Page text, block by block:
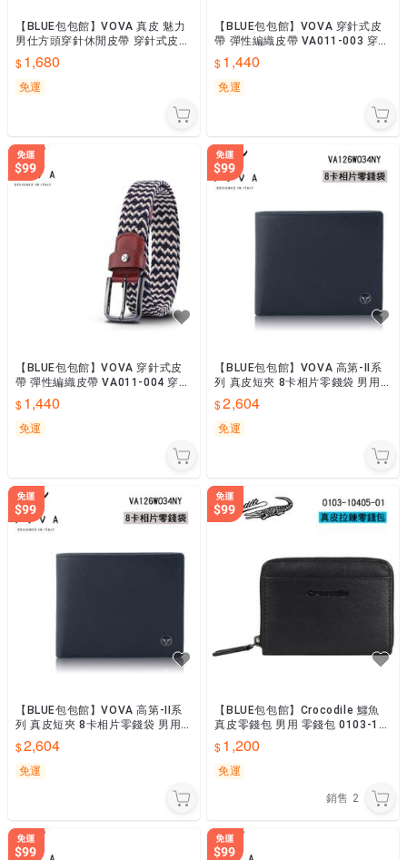
【BLUE包包館】VOVA 真皮 魅力
男仕方頭穿針休閒皮帶 穿針式皮
帶/穿孔式皮帶 VA009-004-GU
1,680
免運
【BLUE包包館】VOVA 穿針式皮
帶 彈性編織皮帶 VA011-003 穿孔
式皮帶
1,440
免運
【BLUE包包館】VOVA 穿針式皮
帶 彈性編織皮帶 VA011-004 穿孔
式皮帶
1,440
免運
【BLUE包包館】VOVA 高第-II系
列 真皮短夾 8卡相片零錢袋 男用
皮夾 VA126W034NY 藍色 男短夾
2,604
免運
【BLUE包包館】VOVA 高第-II系
列 真皮短夾 8卡相片零錢袋 男用
短夾 VA126W034NY 藍色 男短夾
2,604
免運
【BLUE包包館】Crocodile 鱷魚
真皮零錢包 男用 零錢包 0103-10
405-01 男零錢包
1,200
免運
銷售 2